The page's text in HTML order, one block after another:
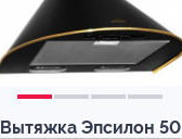
Вытяжка Эпсилон 50